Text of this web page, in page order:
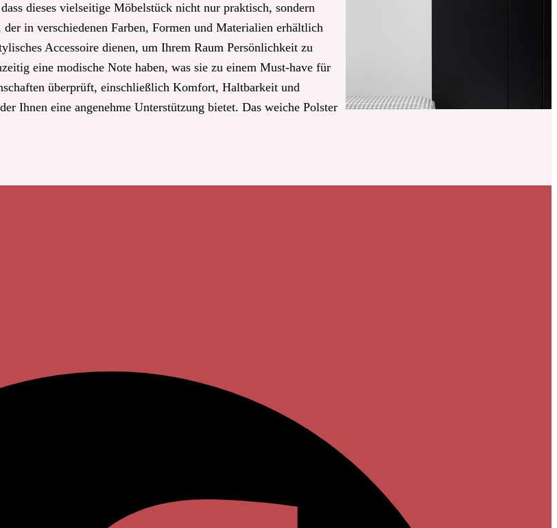
dieses vielseitige Möbelstück nicht nur praktisch, sondern
in verschiedenen Farben, Formen und Materialien erhältlich
Accessoire dienen, um Ihrem Raum Persönlichkeit zu
eine modische Note haben, was sie zu einem Must-have für
überprüft, einschließlich Komfort, Haltbarkeit und
Ihnen eine angenehme Unterstützung bietet. Das weiche Polster